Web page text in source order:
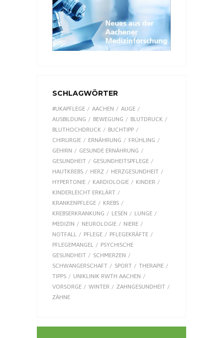
SCHLAGWÖRTER
#UKAPFLEGE AACHEN
AUGE
AUSBILDUNG
BEWEGUNG
BLUTDRUCK
BLUTHOCHDRUCK
BUCHTIPP
CHIRURGIE
ERNÄHRUNG
FRÜHLING
GEHIRN
GESUNDE ERNÄHRUNG
GESUNDHEIT
GESUNDHEITSPFLEGE
HAUTKREBS
HERZ
HERZGESUNDHEIT
HYPERTONIE
KARDIOLOGIE
KINDER
KINDERLEICHT ERKLÄRT
KRANKENPFLEGE
KREBS
KREBSERKRANKUNG
LESEN
LUNGE
MEDIZIN
NEUROLOGIE
NIERE
NOTFALL
PFLEGE
PFLEGEKRÄFTE
PFLEGEMANGEL
PSYCHISCHE
GESUNDHEIT
SCHMERZEN
SCHWANGERSCHAFT
SPORT
THERAPIE
TIPPS
UNIKLINIK RWTH AACHEN
VORSORGE
WINTER
ZAHNGESUNDHEIT
ZÄHNE